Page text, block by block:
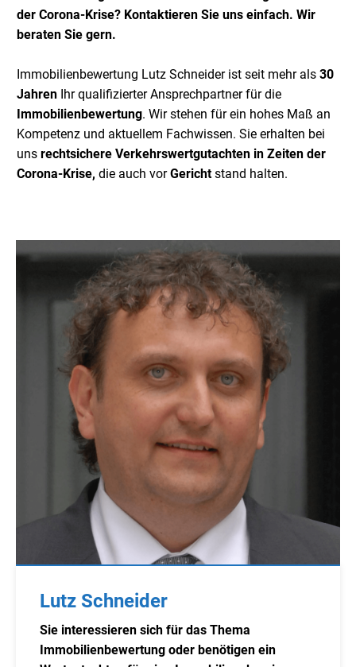
der Corona-Krise? Kontaktieren Sie uns einfach. Wir
beraten Sie gern.
Immobilienbewertung Lutz Schneider ist seit mehr als 30
Jahren Ihr qualifizierter Ansprechpartner für die
Immobilienbewertung. Wir stehen für ein hohes Maß an
Kompetenz und aktuellem Fachwissen. Sie erhalten bei
uns rechtsichere Verkehrswertgutachten in Zeiten der
Corona-Krise, die auch vorGerichtstand halten.
Lutz Schneider
Sie interessieren sich für das Thema
Immobilienbewertung oder benötigen ein